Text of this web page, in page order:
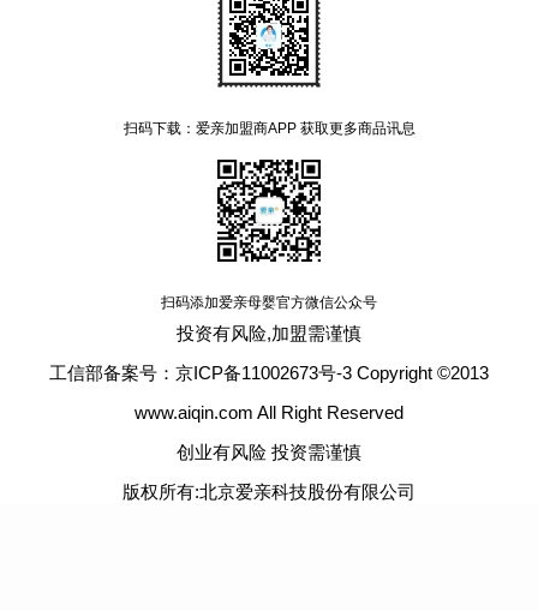
扫码下载：爱亲加盟商APP 获取更多商品讯息
扫码添加爱亲母婴官方微信公众号
投资有风险,加盟需谨慎
工信部备案号：京ICP备11002673号-3 Copyright ©2013
www.aiqin.com All Right Reserved
创业有风险 投资需谨慎
版权所有:北京爱亲科技股份有限公司